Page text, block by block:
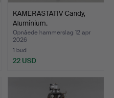
KAMERASTATIV Candy,
Aluminium.
Opnåede hammerslag 12 apr
2026
1 bud
22 USD